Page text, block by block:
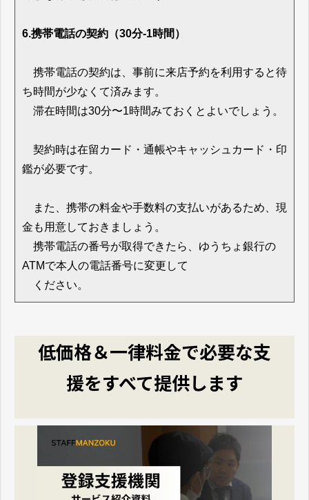
6.携帯電話の契約（30分-1時間）
携帯電話の契約は、事前に来店予約を利用すると待
ち時間が少なくて済みます。
滞在時間は30分〜1時間みておくとよいでしょう。
契約時は在留カード・通帳やキャッシュカード・印
鑑が必要です。
また、携帯の料金や手数料の支払いがあるため、現
金も用意しておきましょう。
携帯電話の番号が取得できたら、ゆうちょ銀行の
ATMで本人の電話番号に変更して
ください。
低価格＆一律料金で必要な支
援をすべて提供します